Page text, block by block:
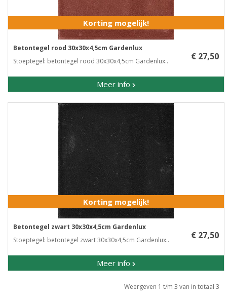
Korting mogelijk!
Betontegel rood 30x30x4,5cm Gardenlux
Stoeptegel: betontegel rood 30x30x4,5cm Gardenlux..
Meer info
€ 27,50
Korting mogelijk!
Betontegel zwart 30x30x4,5cm Gardenlux
Stoeptegel:​ betontegel zwart 30x30x4,5cm Gardenlux..
Meer info
€ 27,50
Weergeven 1 t/m 3 van in totaal 3